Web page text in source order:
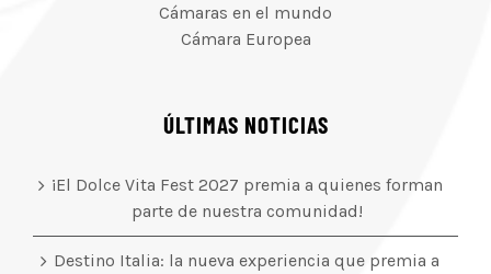
Cámaras en el mundo
Cámara Europea
ÚLTIMAS NOTICIAS
¡El Dolce Vita Fest 2027 premia a quienes forman
parte de nuestra comunidad!
Destino Italia: la nueva experiencia que premia a